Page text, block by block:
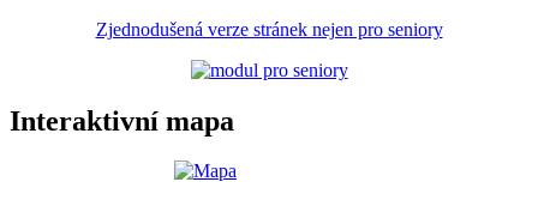
Zjednodušená verze stránek nejen pro seniory
Interaktivní mapa